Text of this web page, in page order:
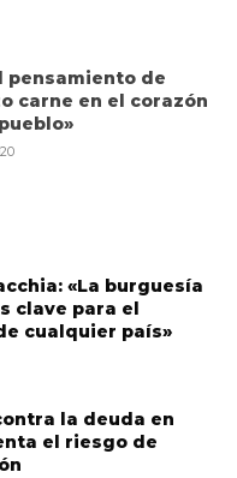
pensamiento de
carne en el corazón
«La burguesía
clave para el
cualquier país»
la deuda en
el riesgo de